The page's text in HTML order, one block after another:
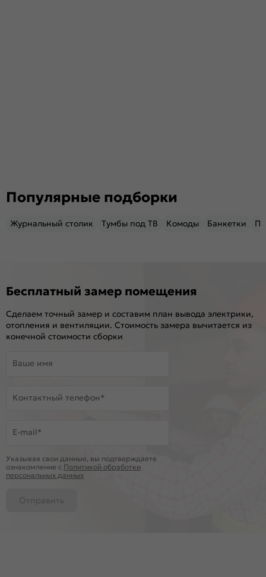
Популярные подборки
Журнальный столик Тумбы под ТВ Комоды Банкетки
Бесплатный замер помещения
Сделаем точный замер и составим план вывода электрики,
отопления и вентиляции. Стоимость замера вычитается из
конечной стоимости сборки
Ваше имя
Контактный телефон*
E-mail*
Указывая свои данные, вы подтверждаете
ознакомление c Политикой обработки
персональных данных
Отправить